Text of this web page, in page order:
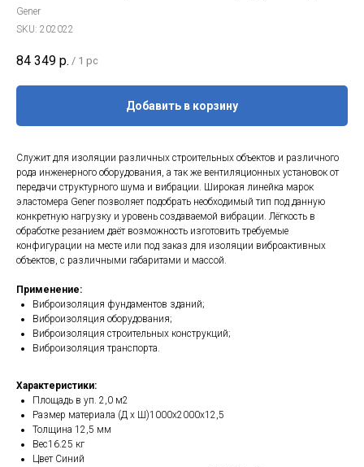
Gener
SKU: 202022
84 349 р. / 1 pc
Добавить в корзину
Служит для изоляции различных строительных объектов и различного
рода инженерного оборудования, а так же вентиляционных установок от
передачи структурного шума и вибрации. Широкая линейка марок
эластомера Gener позволяет подобрать необходимый тип под данную
конкретную нагрузку и уровень создаваемой вибрации. Лёгкость в
обработке резанием даёт возможность изготовить требуемые
конфигурации на месте или под заказ для изоляции виброактивных
объектов, с различными габаритами и массой.
Применение:
Виброизоляция фундаментов зданий;
Виброизоляция оборудования;
Виброизоляция строительных конструкций;
Виброизоляция транспорта.
Характеристики:
Площадь в уп. 2,0 м2
Размер материала (Д х Ш)1000х2000х12,5
Толщина 12,5 мм
Вес16.25 кг
Цвет Синий